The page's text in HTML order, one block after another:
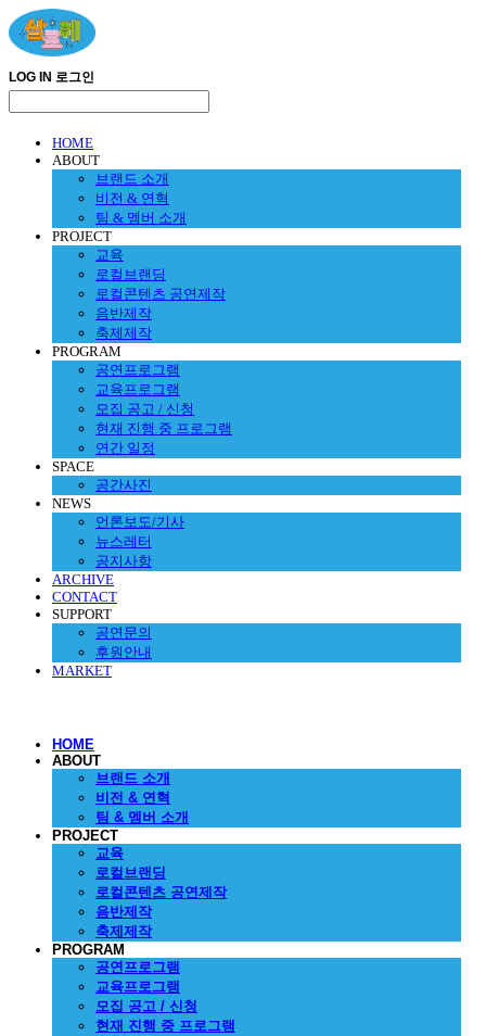
LOG IN 로그인
HOME
ABOUT
브랜드 소개
비전 & 연혁
팀 & 멤버 소개
PROJECT
교육
로컬브랜딩
로컬콘텐츠 공연제작
음반제작
축제제작
PROGRAM
공연프로그램
교육프로그램
모집 공고 / 신청
현재 진행 중 프로그램
연간 일정
SPACE
공간사진
NEWS
언론보도/기사
뉴스레터
공지사항
ARCHIVE
CONTACT
SUPPORT
공연문의
후원안내
MARKET
HOME
ABOUT
브랜드 소개
비전 & 연혁
팀 & 멤버 소개
PROJECT
교육
로컬브랜딩
로컬콘텐츠 공연제작
음반제작
축제제작
PROGRAM
공연프로그램
교육프로그램
모집 공고 / 신청
현재 진행 중 프로그램